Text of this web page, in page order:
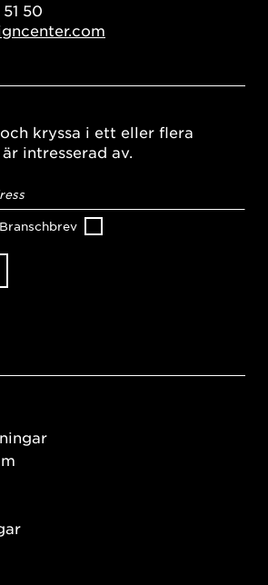
50
kryssa i ett eller flera
intresserad av.
Branschbrev